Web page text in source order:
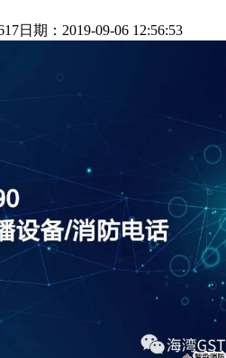
日期：2019-09-06 12:56:53